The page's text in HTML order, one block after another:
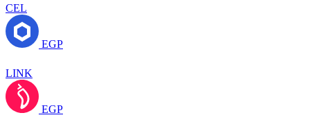
CEL
EGP
LINK
EGP